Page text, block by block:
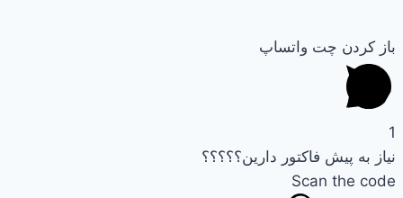
باز کردن چت واتساپ
1
نیاز به پیش فاکتور دارین؟؟؟؟؟
Scan the code